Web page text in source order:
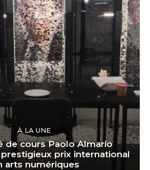
À LA UNE
de cours Paolo Almario
prix international
arts numériques